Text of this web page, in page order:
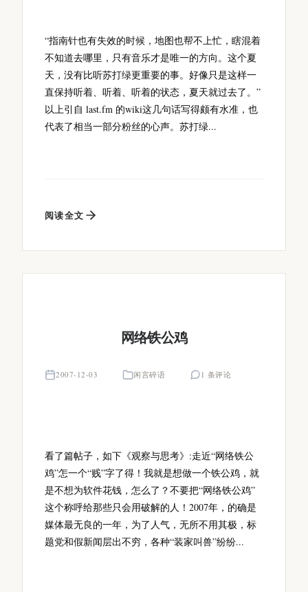
“指南针也有失效的时候，地图也帮不上忙，瞎混着
不知道去哪里，只有音乐才是唯一的方向。这个夏
天，没有比听苏打绿更重要的事。好像只是这样一
直保持听着、听着、听着的状态，夏天就过去了。”
以上引自 last.fm 的wiki这几句话写得颇有水准，也
代表了相当一部分粉丝的心声。苏打绿...
阅读全文
网络铁公鸡
2007-12-03 闲言碎语 1 条评论
看了篇帖子，如下《观察与思考》:走近“网络铁公
鸡”怎一个“贱”字了得！我就是想做一个铁公鸡，就
是不想为软件花钱，怎么了？不要把“网络铁公鸡”
这个称呼给那些只会用破解的人！2007年，的确是
媒体最无良的一年，为了人气，无所不用其极，标
题党和假新闻层出不穷，各种“装家叫兽”纷纷...